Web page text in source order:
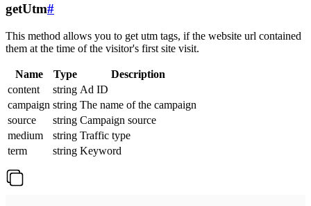
getUtm#
This method allows you to get utm tags, if the website url contained
them at the time of the visitor's first site visit.
Name Type
Description
content
string Ad ID
campaign string The name of the campaign
source
string Campaign source
medium
string Traffic type
term
string Keyword